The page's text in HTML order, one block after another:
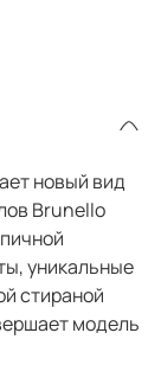
новый вид
Brunello
уникальные
стираной
модель